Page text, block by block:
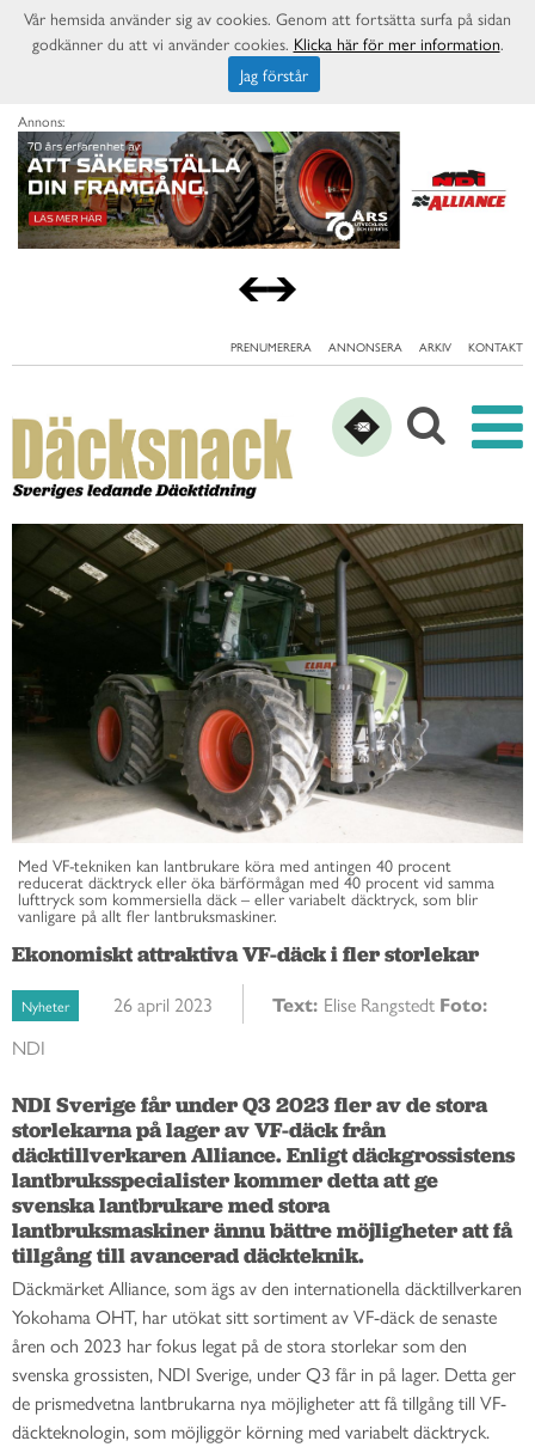
Annons:
PRENUMERERA ANNONSERA ARKIV KONTAKT
Med VF-tekniken kan lantbrukare köra med antingen 40 procent
reducerat däcktryck eller öka bärförmågan med 40 procent vid samma
lufttryck som kommersiella däck – eller variabelt däcktryck, som blir
vanligare på allt fler lantbruksmaskiner.
Ekonomiskt attraktiva VF-däck i fler storlekar
Nyheter 26 april 2023 Text: Elise Rangstedt Foto:
NDI
NDI Sverige får under Q3 2023 fler av de stora
storlekarna på lager av VF-däck från
däcktillverkaren Alliance. Enligt däckgrossistens
lantbruksspecialister kommer detta att ge
svenska lantbrukare med stora
lantbruksmaskiner ännu bättre möjligheter att få
tillgång till avancerad däckteknik.
Däckmärket Alliance, som ägs av den internationella däcktillverkaren
Yokohama OHT, har utökat sitt sortiment av VF-däck de senaste
åren och 2023 har fokus legat på de stora storlekar som den
svenska grossisten, NDI Sverige, under Q3 får in på lager. Detta ger
de prismedvetna lantbrukarna nya möjligheter att få tillgång till VF-
däckteknologin, som möjliggör körning med variabelt däcktryck.
Vår hemsida använder sig av cookies. Genom att fortsätta surfa på sidan
godkänner du att vi använder cookies. Klicka här för mer information.
Jag förstår